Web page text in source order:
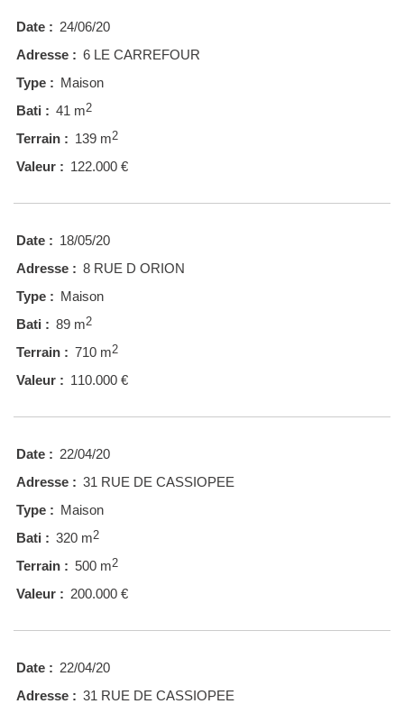
Date : 24/06/20
Adresse : 6 LE CARREFOUR
Type : Maison
Bati : 41 m2
Terrain : 139 m2
Valeur : 122.000 €
Date : 18/05/20
Adresse : 8 RUE D ORION
Type : Maison
Bati : 89 m2
Terrain : 710 m2
Valeur : 110.000 €
Date : 22/04/20
Adresse : 31 RUE DE CASSIOPEE
Type : Maison
Bati : 320 m2
Terrain : 500 m2
Valeur : 200.000 €
Date : 22/04/20
Adresse : 31 RUE DE CASSIOPEE